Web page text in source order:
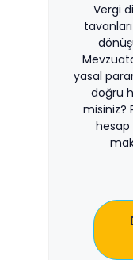
Vergi
yasal
doğru
misiniz?
hesap